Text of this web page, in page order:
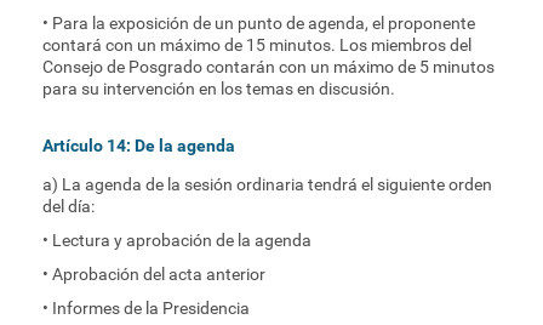
• Para la exposición de un punto de agenda, el proponente
contará con un máximo de 15 minutos. Los miembros del
Consejo de Posgrado contarán con un máximo de 5 minutos
para su intervención en los temas en discusión.
Artículo 14: De la agenda
a) La agenda de la sesión ordinaria tendrá el siguiente orden
del día:
• Lectura y aprobación de la agenda
• Aprobación del acta anterior
• Informes de la Presidencia